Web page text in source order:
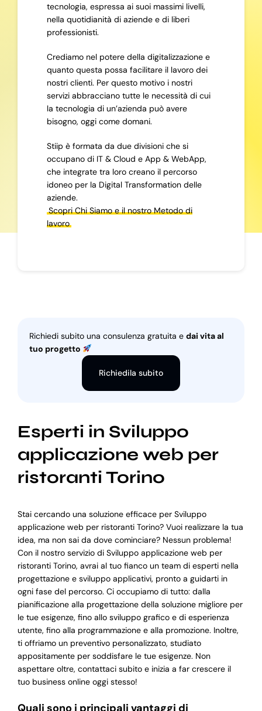
tecnologia, espressa ai suoi massimi livelli,
nella quotidianità di aziende e di liberi
professionisti.
Crediamo nel potere della digitalizzazione e
quanto questa possa facilitare il lavoro dei
nostri clienti. Per questo motivo i nostri
servizi abbracciano tutte le necessità di cui
la tecnologia di un’azienda può avere
bisogno, oggi come domani.
Stiip è formata da due divisioni che si
occupano di IT & Cloud e App & WebApp,
che integrate tra loro creano il percorso
idoneo per la Digital Transformation delle
aziende.
Scopri Chi Siamo e il nostro Metodo di
lavoro
Richiedi subito una consulenza gratuita e dai vita al
tuo progetto
Richiedila subito
Esperti in Sviluppo
applicazione web per
ristoranti Torino
Stai cercando una soluzione efficace per Sviluppo
applicazione web per ristoranti Torino? Vuoi realizzare la tua
idea, ma non sai da dove cominciare? Nessun problema!
Con il nostro servizio di Sviluppo applicazione web per
ristoranti Torino, avrai al tuo fianco un team di esperti nella
progettazione e sviluppo applicativi, pronto a guidarti in
ogni fase del percorso. Ci occupiamo di tutto: dalla
pianificazione alla progettazione della soluzione migliore per
le tue esigenze, fino allo sviluppo grafico e di esperienza
utente, fino alla programmazione e alla promozione. Inoltre,
ti offriamo un preventivo personalizzato, studiato
appositamente per soddisfare le tue esigenze. Non
aspettare oltre, contattaci subito e inizia a far crescere il
tuo business online oggi stesso!
Quali sono i principali vantaggi di